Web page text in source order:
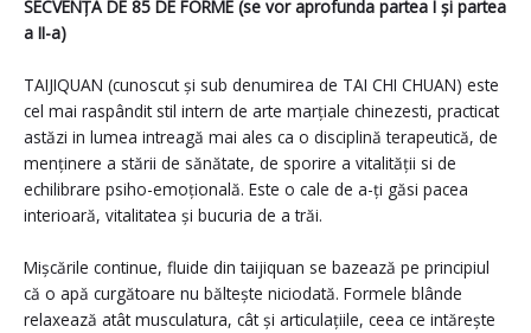
SECVENȚA DE 85 DE FORME (se vor aprofunda partea I și partea
a II-a)
TAIJIQUAN (cunoscut și sub denumirea de TAI CHI CHUAN) este
cel mai raspândit stil intern de arte marțiale chinezesti, practicat
astăzi in lumea intreagă mai ales ca o disciplină terapeutică, de
menținere a stării de sănătate, de sporire a vitalității si de
echilibrare psiho-emoțională. Este o cale de a-ți găsi pacea
interioară, vitalitatea și bucuria de a trăi.
Mișcările continue, fluide din taijiquan se bazează pe principiul
că o apă curgătoare nu băltește niciodată. Formele blânde
relaxează atât musculatura, cât și articulațiile, ceea ce intărește